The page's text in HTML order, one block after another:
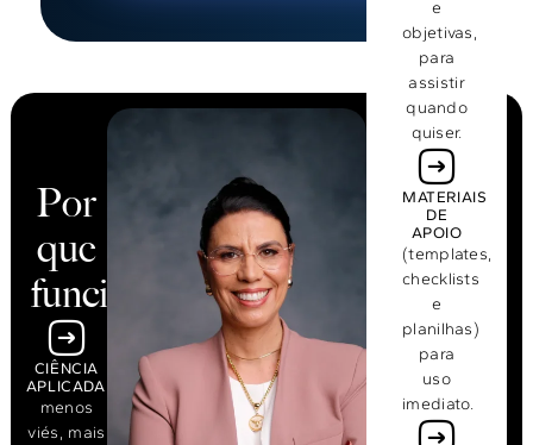
Por
que
funciona
CIÊNCIA
APLICADA:
menos
viés, mais
e
objetivas,
para
assistir
quando
quiser.
MATERIAIS
DE
APOIO
(templates,
checklists
e
planilhas)
para
uso
imediato.